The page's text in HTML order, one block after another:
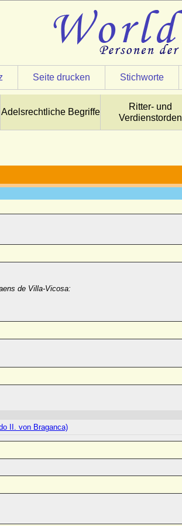
Seite drucken Stichworte
Adelsrechtliche Begriffe
Ritter- und
Verdienstorden
de Villa-Vicosa:
II. von Braganca)